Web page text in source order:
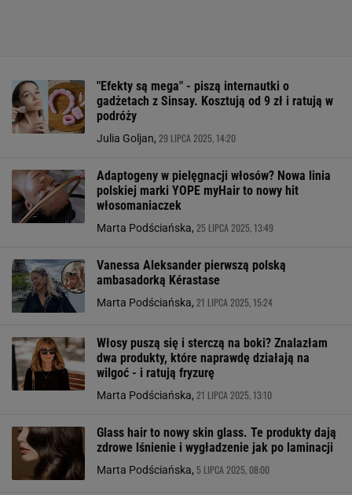
"Efekty są mega" - piszą internautki o
gadżetach z Sinsay. Kosztują od 9 zł i ratują w
podróży
Julia Goljan, 29 LIPCA 2025, 14:20
Adaptogeny w pielęgnacji włosów? Nowa linia
polskiej marki YOPE myHair to nowy hit
włosomaniaczek
Marta Podściańska, 25 LIPCA 2025, 13:49
Vanessa Aleksander pierwszą polską
ambasadorką Kérastase
Marta Podściańska, 21 LIPCA 2025, 15:24
Włosy puszą się i sterczą na boki? Znalazłam
dwa produkty, które naprawdę działają na
wilgoć - i ratują fryzurę
Marta Podściańska, 21 LIPCA 2025, 13:10
Glass hair to nowy skin glass. Te produkty dają
zdrowe lśnienie i wygładzenie jak po laminacji
Marta Podściańska, 5 LIPCA 2025, 08:00